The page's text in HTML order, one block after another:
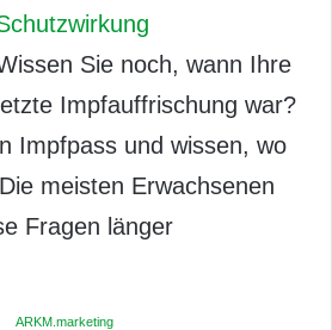
Sie noch, wann Ihre
letzte Impfauffrischung war?
Impfpass und wissen, wo
meisten Erwachsenen
Fragen länger
ARKM.marketing